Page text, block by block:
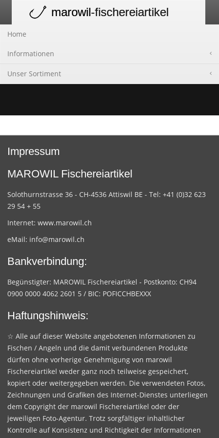
navigation
marowil-fischereiartikel
Home
Informationen
Unser Sortiment
Impressum
MAROWIL Fischereiartikel
Solothurnstrasse 36 - CH-4536 Attiswil BE - Tel: +41 (0)32 623
29 54 + 55
Internet: www.marowil.ch
eMail: info@marowil.ch
Bankverbindung:
Begünstigter: MAROWIL Fischereiartikel - Postkonto: CH94
0900 0000 4062 2601 5 / BIC: POFICCHBEXXX
Haftungshinweis:
☆ Alle auf dieser Website angebotenen Informationen zu
Fischen / Angeln und die damit verbundenen Produkte
dürfen ohne vorherige Genehmigung von marowil
Fischereiartikel weder ganz noch teilweise gespeichert,
kopiert oder weitergegeben werden. Die verwendeten Fotos,
Zeichnungen und Grafiken des Internet-Dienstes unterliegen
dem Copyright der marowil Fischereiartikel oder der
jeweiligen Foto-Agentur. Trotz sorgfältiger inhaltlicher
Kontrolle auf Konsistenz und Richtigkeit der Informationen